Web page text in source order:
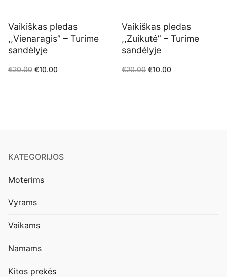
-50%
Vaikiškas pledas
,,Vienaragis” – Turime
sandėlyje
€20.00 €10.00
-50%
Vaikiškas pledas
,,Zuikutė” – Turime
sandėlyje
€20.00 €10.00
KATEGORIJOS
Moterims
Vyrams
Vaikams
Namams
Kitos prekės